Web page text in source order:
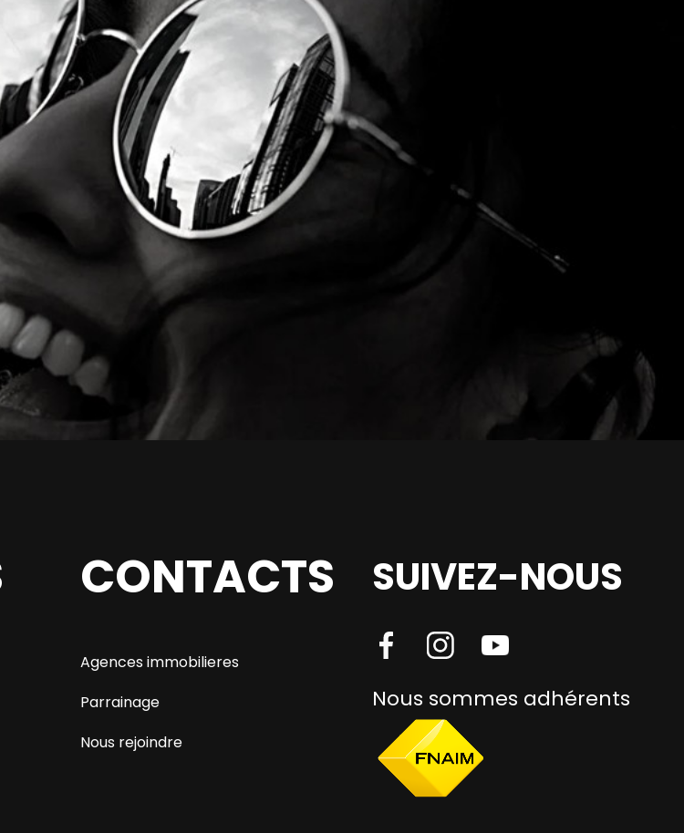
CONTACTS
Agences immobilieres
Parrainage
Nous rejoindre
SUIVEZ-NOUS
Nous sommes adhérents